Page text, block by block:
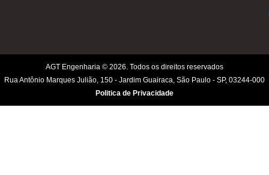
AGT Engenharia © 2026. Todos os direitos reservados
Rua Antônio Marques Julião, 150 - Jardim Guairaca, São Paulo - SP, 03244-000
Politica de Privacidade